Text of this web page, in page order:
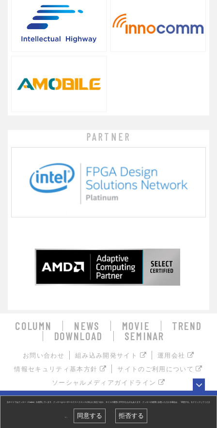
PARTNER
COLUMN NEWS MOVIE
TREND
DOWNLOAD
SEMINAR
お問い合わせ 組み込み開発サイト
運用会社
情報セキュリティ基本方針
サイトのご利用について
ソーシャルメディアガイドライン
© FUJISOFT INCORPORATED, All Rights Reserved.
お探しの組み込み製品はキーワードで検索！
当サイトではクッキー（Cookie）を使用しています。クッキーはユーザーエクスペリエンスの向上に役立つほか、サイトの運営に不可欠なものもあります。クッキーの使用に合意いただける場合は、「同意する」をクリックしてくださ
い。 同意する 拒否する